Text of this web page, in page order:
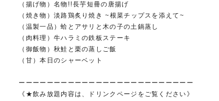
（揚げ物）名物!!長芋短冊の唐揚げ
（焼き物）淡路鶏炙り焼き ~根菜チップスを添えて~
（温製一品）蛤とアサリと木の子の土鍋蒸し
（肉料理）牛ハラミの鉄板ステーキ
（御飯物）秋鮭と栗の蒸しご飯
（甘）本日のシャーベット
ーーーーーーーーーーーーーーーーーーーーーーーーー
《★飲み放題内容は、ドリンクページをご覧ください》